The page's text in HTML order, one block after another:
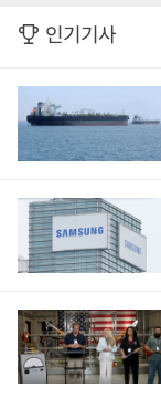
인기기사